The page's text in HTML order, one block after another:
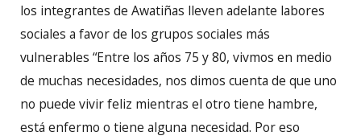
los integrantes de Awatiñas lleven adelante labores
sociales a favor de los grupos sociales más
vulnerables “Entre los años 75 y 80, vivmos en medio
de muchas necesidades, nos dimos cuenta de que uno
no puede vivir feliz mientras el otro tiene hambre,
está enfermo o tiene alguna necesidad. Por eso